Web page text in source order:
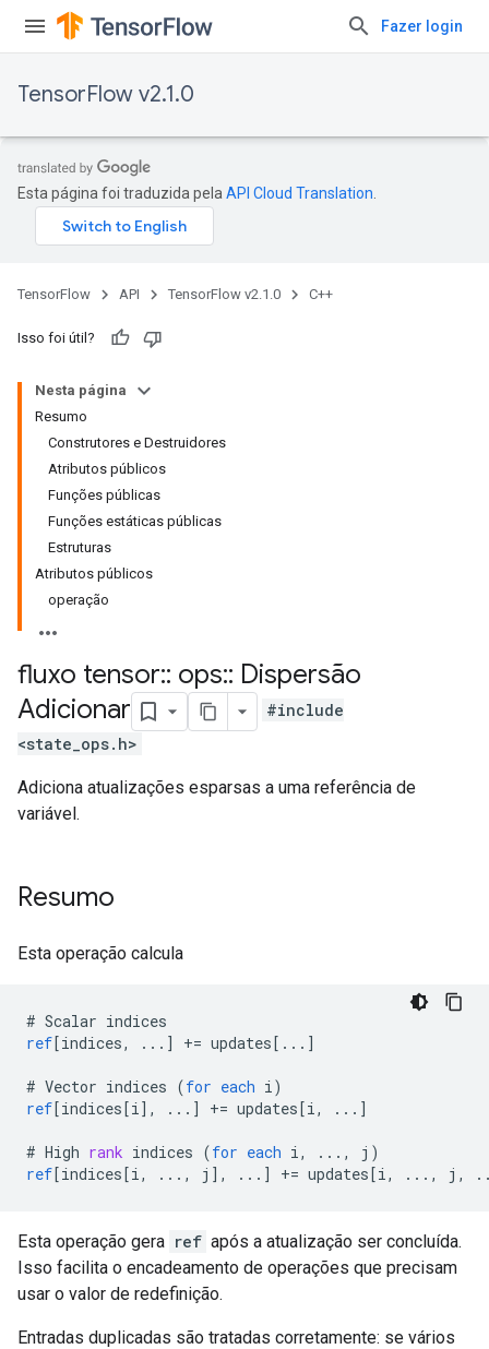
Fazer login
TensorFlow v2.1.0
Esta página foi traduzida pela API Cloud Translation
TensorFlow API TensorFlow v2.1.0 C++
Isso foi útil?
Nesta página
Resumo
Construtores e Destruidores
Atributos públicos
Funções públicas
Funções estáticas públicas
Estruturas
Atributos públicos
operação
fluxo tensor:: ops:: Dispersão
Adicionar
#include
<state_ops.h>
Adiciona atualizações esparsas a uma referência de
variável.
Resumo
Esta operação calcula
# Scalar indices
ref[indices, ... ] += updates[ ... ]
# Vector indices (for each i)
ref[indices[i] , ... ] += updates[i, ... ]
# High rank indices (for each i, ..., j )
ref[indices[i, ..., j ] , ... ] += updates[i, ..., j,
Esta operação gera ref após a atualização ser concluída.
Isso facilita o encadeamento de operações que precisam
usar o valor de redefinição.
Entradas duplicadas são tratadas corretamente: se vários